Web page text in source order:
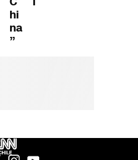
hi
na
”